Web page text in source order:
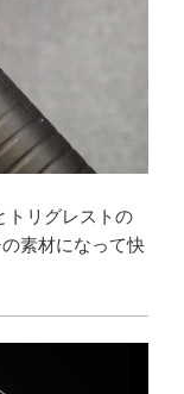
トリグレストの
素材になって快